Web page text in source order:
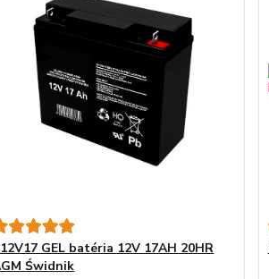
GEL batéria 12V 17AH 20HR
Świdnik